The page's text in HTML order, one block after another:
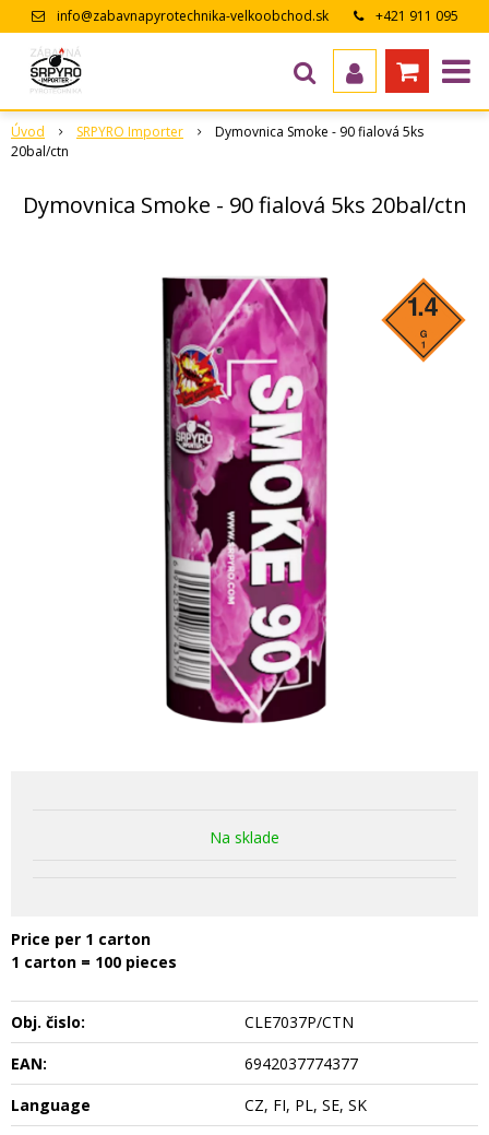
info@zabavnapyrotechnika-velkoobchod.sk
+421 911 095
Úvod SRPYRO Importer
Dymovnica Smoke - 90 fialová 5ks
20bal/ctn
Dymovnica Smoke - 90 fialová 5ks 20bal/ctn
Na sklade
Price per 1 carton
1 carton = 100 pieces
Obj. čislo:
CLE7037P/CTN
EAN:
6942037774377
Language
CZ, FI, PL, SE, SK